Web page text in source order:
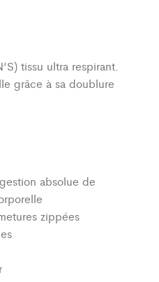
tissu ultra respirant.
grâce à sa doublure
absolue de
zippées